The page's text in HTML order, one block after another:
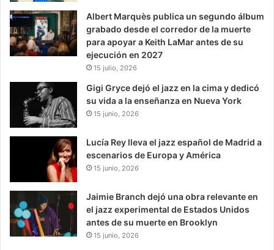
Albert Marquès publica un segundo álbum
grabado desde el corredor de la muerte
para apoyar a Keith LaMar antes de su
ejecución en 2027
15 julio, 2026
Gigi Gryce dejó el jazz en la cima y dedicó
su vida a la enseñanza en Nueva York
15 junio, 2026
Lucía Rey lleva el jazz español de Madrid a
escenarios de Europa y América
15 junio, 2026
Jaimie Branch dejó una obra relevante en
el jazz experimental de Estados Unidos
antes de su muerte en Brooklyn
15 junio, 2026